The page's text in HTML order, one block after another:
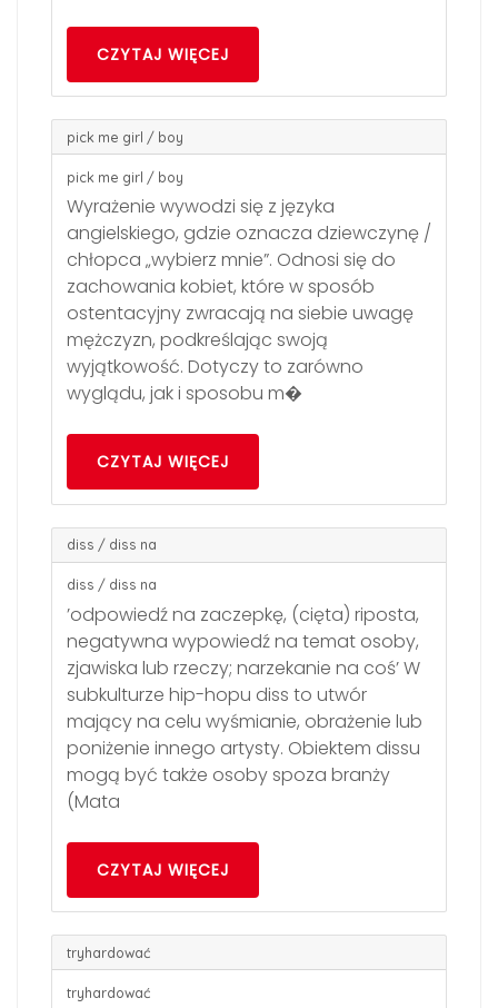
CZYTAJ WIĘCEJ
pick me girl / boy
pick me girl / boy
Wyrażenie wywodzi się z języka
angielskiego, gdzie oznacza dziewczynę /
chłopca „wybierz mnie”. Odnosi się do
zachowania kobiet, które w sposób
ostentacyjny zwracają na siebie uwagę
mężczyzn, podkreślając swoją
wyjątkowość. Dotyczy to zarówno
wyglądu, jak i sposobu m�
CZYTAJ WIĘCEJ
diss / diss na
diss / diss na
’odpowiedź na zaczepkę, (cięta) riposta,
negatywna wypowiedź na temat osoby,
zjawiska lub rzeczy; narzekanie na coś’ W
subkulturze hip-hopu diss to utwór
mający na celu wyśmianie, obrażenie lub
poniżenie innego artysty. Obiektem dissu
mogą być także osoby spoza branży
(Mata
CZYTAJ WIĘCEJ
tryhardować
tryhardować